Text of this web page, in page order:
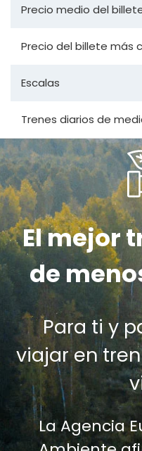
Precio medio del
Precio del billete más
Escalas
Trenes diarios de
El mejor
de
Para ti y
viajar en
La Agencia